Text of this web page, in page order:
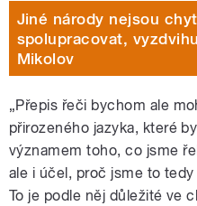
Jiné národy nejsou
spolupracovat,
Mikolov
„Přepis řeči bychom ale
přirozeného jazyka, které
významem toho, co jsme
ale i účel, proč jsme to
To je podle něj důležité ve